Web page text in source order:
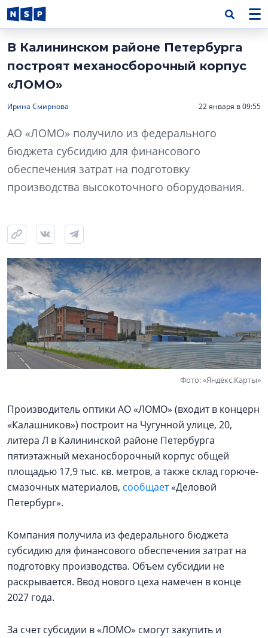
В Калининском районе Петербурга
построят механосборочный корпус
«ЛОМО»
Ирина Смирнова 22 января в 09:55
АО «ЛОМО» получило из федерального
бюджета субсидию для финансового
обеспечения затрат на подготовку
производства высокоточного оборудования.
Фото: «Яндекс.Карты»
Производитель оптики АО «ЛОМО» (входит в концерн
«Калашников») построит на Чугунной улице, 20,
литера Л в Калининской районе Петербурга
пятиэтажный механосборочный корпус общей
площадью 17,9 тыс. кв. метров, а также склад горюче-
смазочных материалов, сообщает«Деловой
Петербург».
Компания получила из федерального бюджета
субсидию для финансового обеспечения затрат на
подготовку производства. Объем субсидии не
раскрывается. Ввод нового цеха намечен в конце
2027 года.
За счет субсидии в «ЛОМО» смогут закупить и